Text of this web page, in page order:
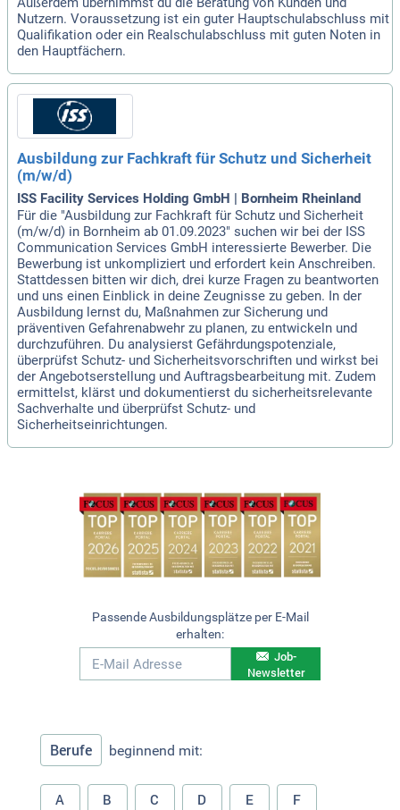
Nutzern. Voraussetzung ist ein guter Hauptschulabschluss mit
Qualifikation oder ein Realschulabschluss mit guten Noten in
den Hauptfächern.
Ausbildung zur Fachkraft für Schutz und Sicherheit
(m/w/d)
ISS Facility Services Holding GmbH | Bornheim Rheinland
Für die "Ausbildung zur Fachkraft für Schutz und Sicherheit
(m/w/d) in Bornheim ab 01.09.2023" suchen wir bei der ISS
Communication Services GmbH interessierte Bewerber. Die
Bewerbung ist unkompliziert und erfordert kein Anschreiben.
Stattdessen bitten wir dich, drei kurze Fragen zu beantworten
und uns einen Einblick in deine Zeugnisse zu geben. In der
Ausbildung lernst du, Maßnahmen zur Sicherung und
präventiven Gefahrenabwehr zu planen, zu entwickeln und
durchzuführen. Du analysierst Gefährdungspotenziale,
überprüfst Schutz- und Sicherheitsvorschriften und wirkst bei
der Angebotserstellung und Auftragsbearbeitung mit. Zudem
ermittelst, klärst und dokumentierst du sicherheitsrelevante
Sachverhalte und überprüfst Schutz- und
Sicherheitseinrichtungen.
Passende Ausbildungsplätze per E-Mail
erhalten:
Job-
Newsletter
Berufe beginnend mit:
A B C D E F